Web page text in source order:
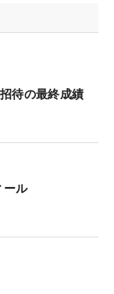
待の最終成績
ール